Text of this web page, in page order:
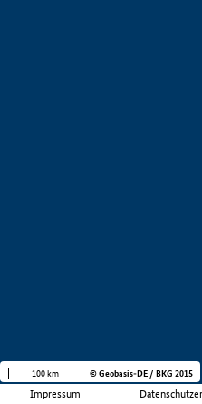
Impressum
100 km © Geobasis-DE / BKG 2015